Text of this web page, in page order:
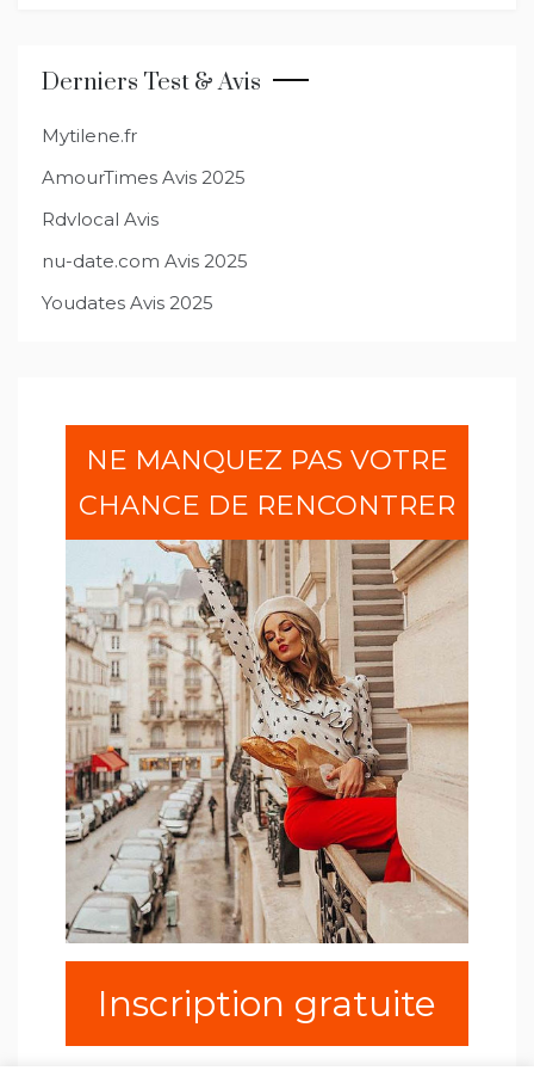
Derniers Test & Avis
Mytilene.fr
AmourTimes Avis 2025
Rdvlocal Avis
nu-date.com Avis 2025
Youdates Avis 2025
NE MANQUEZ PAS VOTRE
CHANCE DE RENCONTRER
Inscription gratuite